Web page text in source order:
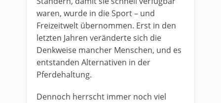
waren, wurde in die Sport – und
Freizeitwelt übernommen. Erst in den
letzten Jahren veränderte sich die
Denkweise mancher Menschen, und es
entstanden Alternativen in der
Pferdehaltung.
Dennoch herrscht immer noch viel